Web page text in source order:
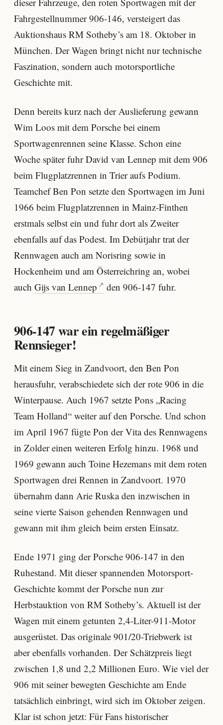
Fahrgestellnummer 906-146, versteigert das
Auktionshaus RM Sotheby’s am 18. Oktober in
München. Der Wagen bringt nicht nur technische
Faszination, sondern auch motorsportliche
Geschichte mit.
Denn bereits kurz nach der Auslieferung gewann
Wim Loos mit dem Porsche bei einem
Sportwagenrennen seine Klasse. Schon eine
Woche später fuhr David van Lennep mit dem 906
beim Flugplatzrennen in Trier aufs Podium.
Teamchef Ben Pon setzte den Sportwagen im Juni
1966 beim Flugplatzrennen in Mainz-Finthen
erstmals selbst ein und fuhr dort als Zweiter
ebenfalls auf das Podest. Im Debütjahr trat der
Rennwagen auch am Norisring sowie in
Hockenheim und am Österreichring an, wobei
auch Gijs van Lennep den 906-147 fuhr.
906-147 war ein regelmäßiger
Rennsieger!
Mit einem Sieg in Zandvoort, den Ben Pon
herausfuhr, verabschiedete sich der rote 906 in die
Winterpause. Auch 1967 setzte Pons „Racing
Team Holland“ weiter auf den Porsche. Und schon
im April 1967 fügte Pon der Vita des Rennwagens
in Zolder einen weiteren Erfolg hinzu. 1968 und
1969 gewann auch Toine Hezemans mit dem roten
Sportwagen drei Rennen in Zandvoort. 1970
übernahm dann Arie Ruska den inzwischen in
seine vierte Saison gehenden Rennwagen und
gewann mit ihm gleich beim ersten Einsatz.
Ende 1971 ging der Porsche 906-147 in den
Ruhestand. Mit dieser spannenden Motorsport-
Geschichte kommt der Porsche nun zur
Herbstauktion von RM Sotheby’s. Aktuell ist der
Wagen mit einem getunten 2,4-Liter-911-Motor
ausgerüstet. Das originale 901/20-Triebwerk ist
aber ebenfalls vorhanden. Der Schätzpreis liegt
zwischen 1,8 und 2,2 Millionen Euro. Wie viel der
906 mit seiner bewegten Geschichte am Ende
tatsächlich einbringt, wird sich im Oktober zeigen.
Klar ist schon jetzt: Für Fans historischer